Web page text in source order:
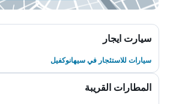
سيارت ايجار
سيارات للاستئجار في سيهانوكفيل
المطارات القريبة